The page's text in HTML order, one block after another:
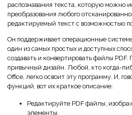
распознавания текста, которую можно
преобразования любого
редактируемый текст с возможностью
Он поддерживает операционные
один из самых простых и доступных
создавать и конвертировать файлы
привычный дизайн. Любой, кто когда-
Office, легко освоит эту программу. И,
функций, вот их краткое описание:
Редактируйте PDF файлы,
элементы.